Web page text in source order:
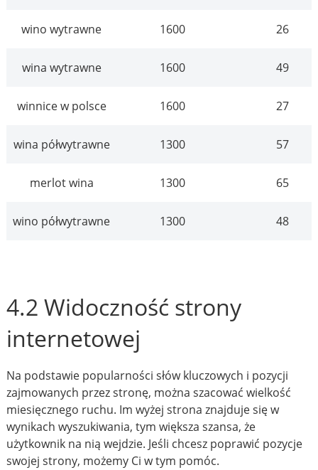
wino wytrawne 1600 26
wina wytrawne 1600 49
winnice w polsce 1600 27
wina półwytrawne 1300 57
merlot wina 1300 65
wino półwytrawne 1300 48
4.2 Widoczność strony
internetowej
Na podstawie popularności słów kluczowych i pozycji
zajmowanych przez stronę, można szacować wielkość
miesięcznego ruchu. Im wyżej strona znajduje się w
wynikach wyszukiwania, tym większa szansa, że
użytkownik na nią wejdzie. Jeśli chcesz poprawić pozycje
swojej strony, możemy Ci w tym pomóc.